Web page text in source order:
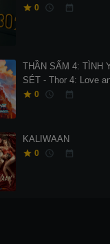
Thuyết
minh
0
THẦN SẤM 4: TÌNH
SÉT - Thor 4: Love
0
KALIWAAN
0